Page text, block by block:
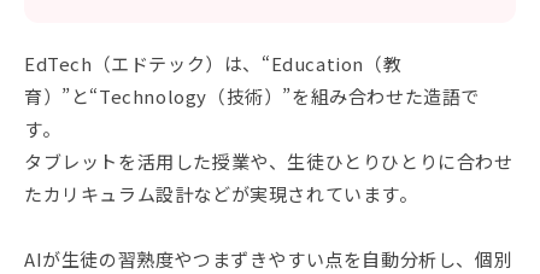
EdTech（エドテック）は、“Education（教
育）”と“Technology（技術）”を組み合わせた造語で
す。
タブレットを活用した授業や、生徒ひとりひとりに合わせ
たカリキュラム設計などが実現されています。
AIが生徒の習熟度やつまずきやすい点を自動分析し、個別